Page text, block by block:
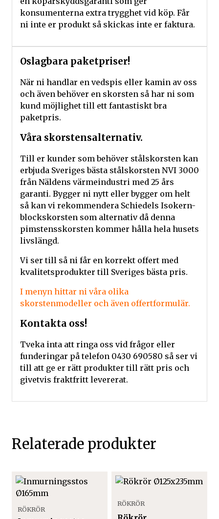
konsumenterna extra trygghet vid köp. Får
ni inte er produkt så skickas inte er faktura.
Oslagbara paketpriser!
När ni handlar en vedspis eller kamin av oss
och även behöver en skorsten så har ni som
kund möjlighet till ett fantastiskt bra
paketpris.
Våra skorstensalternativ.
Till er kunder som behöver stålskorsten kan
erbjuda Sveriges bästa stålskorsten NVI 3000
från Näldens värmeindustri med 25 års
garanti. Bygger ni nytt eller bygger om helt
så kan vi rekommendera Schiedels Isokern-
blockskorsten som alternativ då denna
pimstensskorsten kommer hålla hela husets
livslängd.
Vi ser till så ni får en korrekt offert med
kvalitetsprodukter till Sveriges bästa pris.
I menyn hittar ni våra olika
skorstenmodeller och även offertformulär.
Kontakta oss!
Tveka inta att ringa oss vid frågor eller
funderingar på telefon 0430 690580 så ser vi
till att ge er rätt produkter till rätt pris och
givetvis fraktfritt levererat.
Relaterade produkter
RÖKRÖR
RÖKRÖR